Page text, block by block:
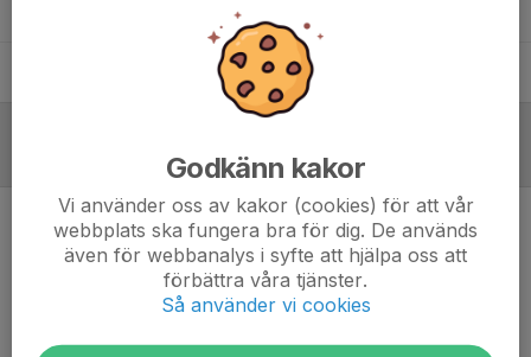
Fystränare
Målvaktstränare
Inget referat skrivet
Godkänn kakor
Vi använder oss av kakor (cookies) för att vår
webbplats ska fungera bra för dig. De används
även för webbanalys i syfte att hjälpa oss att
förbättra våra tjänster.
Så använder vi cookies